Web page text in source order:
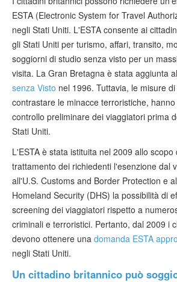
ESTA (Electronic System for Travel
negli Stati Uniti. L'ESTA consente ai
gli Stati Uniti per turismo, affari, transito,
soggiorni di studio senza visto per un
visita. La Gran Bretagna è stata aggiunta al
senza Visto nel 1996. Tuttavia, le misure
contrastare le minacce terroristiche,
controllo preliminare dei viaggiatori prima
Stati Uniti.
L'ESTA è stata istituita nel 2009 allo scopo
trattamento dei richiedenti l'esenzione dal
all'U.S. Customs and Border Protection e
Homeland Security (DHS) la possibilità di
screening dei viaggiatori rispetto a
criminali e terroristici. Pertanto, dal 2009 i
devono ottenere una domanda ESTA
negli Stati Uniti.
Un cittadino britannico può